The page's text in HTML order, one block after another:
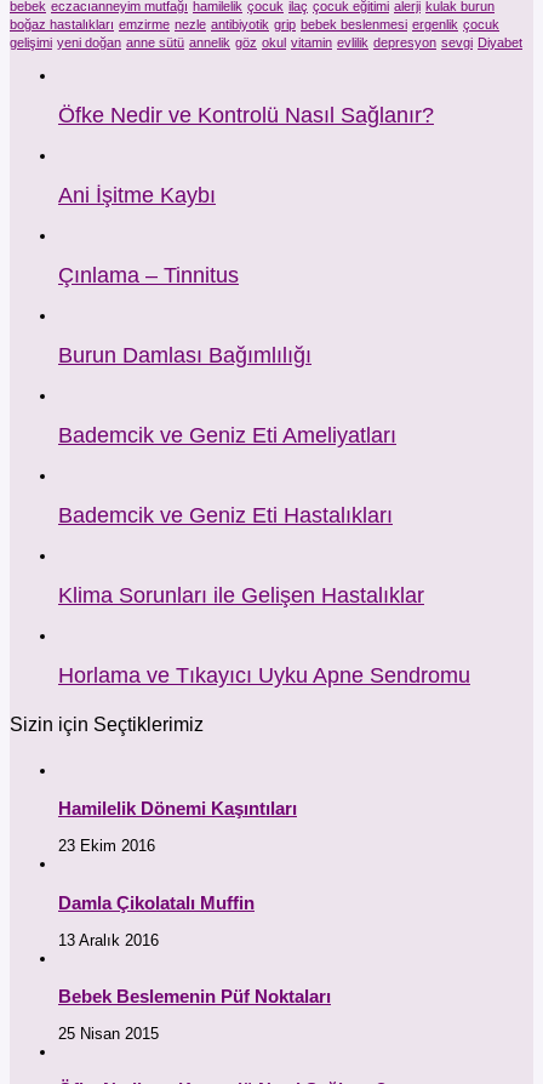
bebek eczacıanneyim mutfağı hamilelik çocuk ilaç çocuk eğitimi alerji kulak burun
boğaz hastalıkları emzirme nezle antibiyotik grip bebek beslenmesi ergenlik çocuk
gelişimi yeni doğan anne sütü annelik göz okul vitamin evlilik depresyon sevgi Diyabet
Öfke Nedir ve Kontrolü Nasıl Sağlanır?
Ani İşitme Kaybı
Çınlama – Tinnitus
Burun Damlası Bağımlılığı
Bademcik ve Geniz Eti Ameliyatları
Bademcik ve Geniz Eti Hastalıkları
Klima Sorunları ile Gelişen Hastalıklar
Horlama ve Tıkayıcı Uyku Apne Sendromu
Sizin için Seçtiklerimiz
Hamilelik Dönemi Kaşıntıları
23 Ekim 2016
Damla Çikolatalı Muffin
13 Aralık 2016
Bebek Beslemenin Püf Noktaları
25 Nisan 2015